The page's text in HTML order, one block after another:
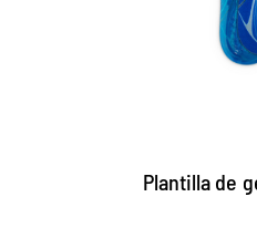
Plantilla de